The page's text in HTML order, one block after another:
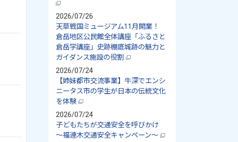
2026/07/26
天草戦国ミュージアム11月開業！
倉岳地区公民館全体講座「ふるさと
倉岳学講座」史跡棚底城跡の魅力と
ガイダンス施設の役割
2026/07/24
【姉妹都市交流事業】牛深でエンシ
ニータス市の学生が日本の伝統文化
を体験
2026/07/24
子どもたちが交通安全を呼びかけ
～福連木交通安全キャンペーン～